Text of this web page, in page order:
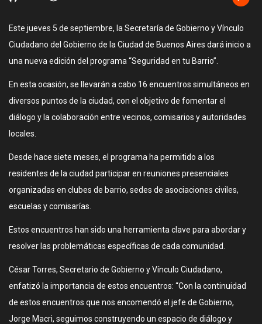
Este jueves 5 de septiembre, la Secretaría de Gobierno y Vínculo
Ciudadano del Gobierno de la Ciudad de Buenos Aires dará inicio a
una nueva edición del programa “Seguridad en tu Barrio”.
En esta ocasión, se llevarán a cabo 16 encuentros simultáneos en
diversos puntos de la ciudad, con el objetivo de fomentar el
diálogo y la colaboración entre vecinos, comisarios y autoridades
locales.
Desde hace siete meses, el programa ha permitido a los
residentes de la ciudad participar en reuniones presenciales
organizadas en clubes de barrio, sedes de asociaciones civiles,
escuelas y comisarías.
Estos encuentros han sido una herramienta clave para abordar y
resolver las problemáticas específicas de cada comunidad.
César Torres, Secretario de Gobierno y Vínculo Ciudadano,
enfatizó la importancia de estos encuentros: “Con la continuidad
de estos encuentros que nos encomendó el jefe de Gobierno,
Jorge Macri, seguimos construyendo un espacio de diálogo y